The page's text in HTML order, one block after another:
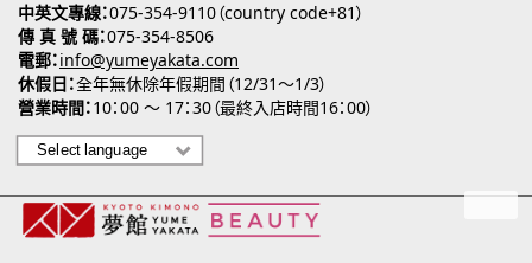
中英文專線 075-354-9110（country code+81）
傳 真 號 碼 075-354-8506
電郵 info@yumeyakata.com
休假日 全年無休除年假期間（12/31～1/3）
營業時間 10：00 ～ 17：30（最終入店時間16：00）